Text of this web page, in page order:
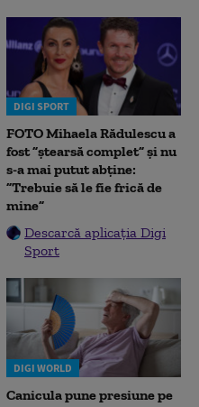
DIGI SPORT
FOTO Mihaela Rădulescu a
fost ”ștearsă complet” și nu
s-a mai putut abține:
”Trebuie să le fie frică de
mine”
Descarcă aplicația Digi
Sport
DIGI WORLD
Canicula pune presiune pe